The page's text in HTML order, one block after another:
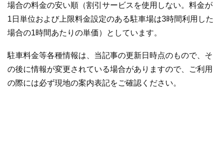
場合の料金の安い順（割引サービスを使用しない。料金が
1日単位および上限料金設定のある駐車場は3時間利用した
場合の1時間あたりの単価）としています。
駐車料金等各種情報は、当記事の更新日時点のもので、そ
の後に情報が変更されている場合がありますので、ご利用
の際には必ず現地の案内表記をご確認ください。